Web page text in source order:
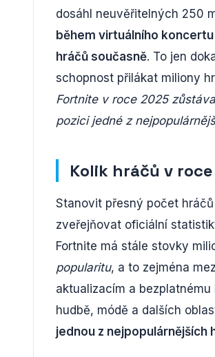
dosáhl neuvěřitelných 250
během virtuálního
hráčů současně. To jen
schopnost přilákat miliony
Fortnite v roce 2025
pozici jedné z
Kolik hráčů v
Stanovit přesný počet
zveřejňovat oficiální
Fortnite má stále stovky
popularitu, a to zejména
aktualizacím a bezplatnému
hudbě, módě a dalších
jednou z nejpopulárnějších